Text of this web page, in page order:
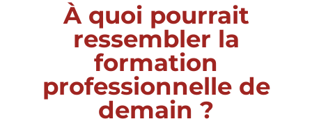
À quoi pourrait
ressembler la
formation
professionnelle de
demain ?